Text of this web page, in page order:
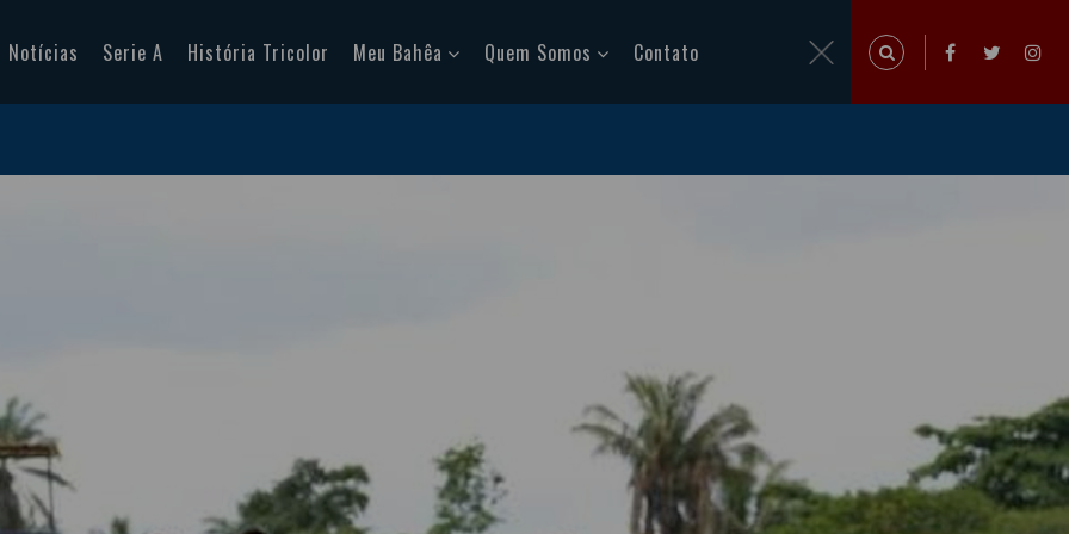
Notícias Serie A História Tricolor Meu Bahêa Quem Somos Contato